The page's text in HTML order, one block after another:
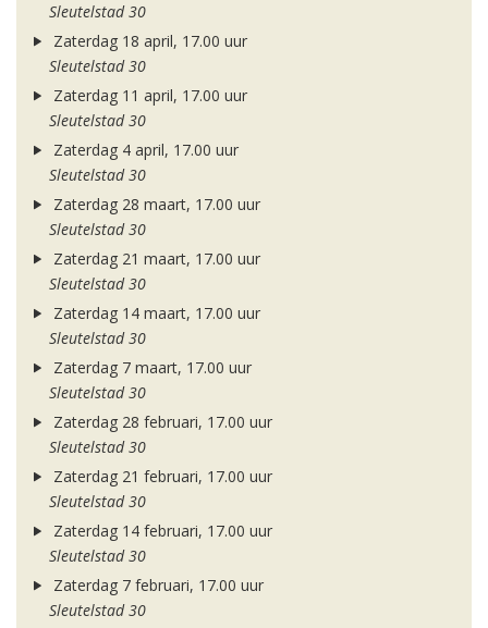
Sleutelstad 30
Zaterdag 18 april, 17.00 uur
Sleutelstad 30
Zaterdag 11 april, 17.00 uur
Sleutelstad 30
Zaterdag 4 april, 17.00 uur
Sleutelstad 30
Zaterdag 28 maart, 17.00 uur
Sleutelstad 30
Zaterdag 21 maart, 17.00 uur
Sleutelstad 30
Zaterdag 14 maart, 17.00 uur
Sleutelstad 30
Zaterdag 7 maart, 17.00 uur
Sleutelstad 30
Zaterdag 28 februari, 17.00 uur
Sleutelstad 30
Zaterdag 21 februari, 17.00 uur
Sleutelstad 30
Zaterdag 14 februari, 17.00 uur
Sleutelstad 30
Zaterdag 7 februari, 17.00 uur
Sleutelstad 30